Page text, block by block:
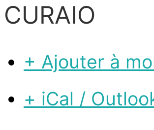
CURAIO
+ Ajouter à
+ iCal /